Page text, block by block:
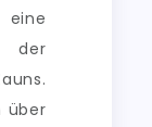
der
über